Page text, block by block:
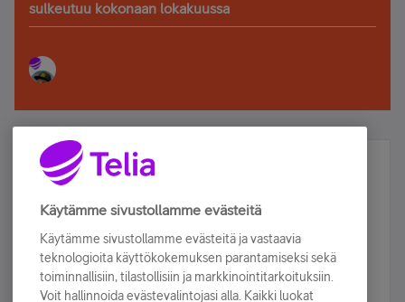
sulkeutuu kokonaan lokakuussa
Älä jää paitsi – osallistu ja voita!
Tilaa Telian uutiskirje ja olet mukana arvonnassa.
sähköpostiisi.
Tilaa nyt
Käytämme sivustollamme evästeitä
Käytämme sivustollamme evästeitä ja vastaavia
teknologioita käyttökokemuksen parantamiseksi sekä
toiminnallisiin, tilastollisiin ja markkinointitarkoituksiin.
Voit hallinnoida evästevalintojasi alla. Kaikki luokat